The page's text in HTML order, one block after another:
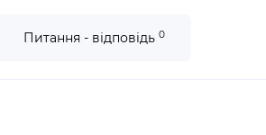
Питання - відповідь 0